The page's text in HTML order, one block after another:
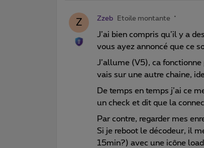
Z Zzeb Etoile montante
J’ai bien compris qu’il y a
vous ayez annoncé que ce
J’allume (V5), ca
vais sur une autre chaine,
De temps en temps j’ai ce
un check et dit que la
Par contre, regarder mes
Si je reboot le décodeur, il
15min?) avec une icône